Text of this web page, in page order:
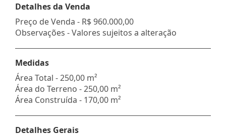
Detalhes da Venda
Preço de Venda - R$ 960.000,00
Observações - Valores sujeitos a alteração
Medidas
Área Total - 250,00 m²
Área do Terreno - 250,00 m²
Área Construída - 170,00 m²
Detalhes Gerais